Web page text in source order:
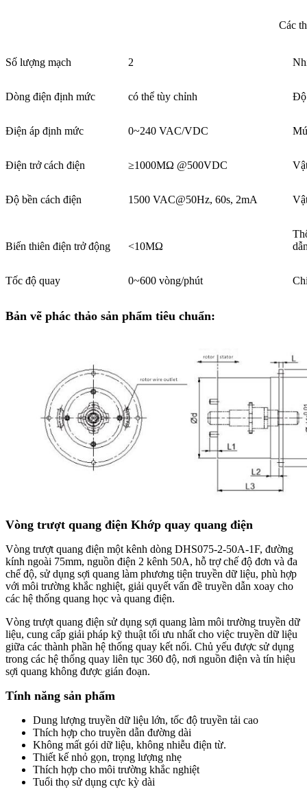
Các
Số lượng mạch 2
Dòng điện định mức có thể tùy chỉnh Độ
Điện áp định mức 0~240 VAC/VDC
Điện trở cách điện ≥1000MΩ @500VDC
Độ bền cách điện 1500 VAC@50Hz, 60s, 2mA
Biến thiên điện trở động <10MΩ
Tốc độ quay 0~600 vòng/phút
Bản vẽ phác thảo sản phẩm tiêu chuẩn:
Vòng trượt quang điện Khớp quay quang điện
Vòng trượt quang điện một kênh dòng DHS075-2-50A-1F, đường
kính ngoài 75mm, nguồn điện 2 kênh 50A, hỗ trợ chế độ đơn và đa
chế độ, sử dụng sợi quang làm phương tiện truyền dữ liệu, phù hợp
với môi trường khắc nghiệt, giải quyết vấn đề truyền dẫn xoay cho
các hệ thống quang học và quang điện.
Vòng trượt quang điện sử dụng sợi quang làm môi trường truyền dữ
liệu, cung cấp giải pháp kỹ thuật tối ưu nhất cho việc truyền dữ liệu
giữa các thành phần hệ thống quay kết nối. Chủ yếu được sử dụng
trong các hệ thống quay liên tục 360 độ, nơi nguồn điện và tín hiệu
sợi quang không được gián đoạn.
Tính năng sản phẩm
Dung lượng truyền dữ liệu lớn, tốc độ truyền tải cao
Thích hợp cho truyền dẫn đường dài
Không mất gói dữ liệu, không nhiễu điện từ.
Thiết kế nhỏ gọn, trọng lượng nhẹ
Thích hợp cho môi trường khắc nghiệt
Tuổi thọ sử dụng cực kỳ dài